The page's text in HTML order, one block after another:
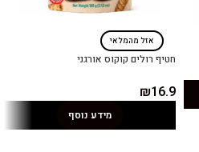
אזל מהמלאי
חטיף רולים קוקוס אורגני
₪16.9
מידע נוסף